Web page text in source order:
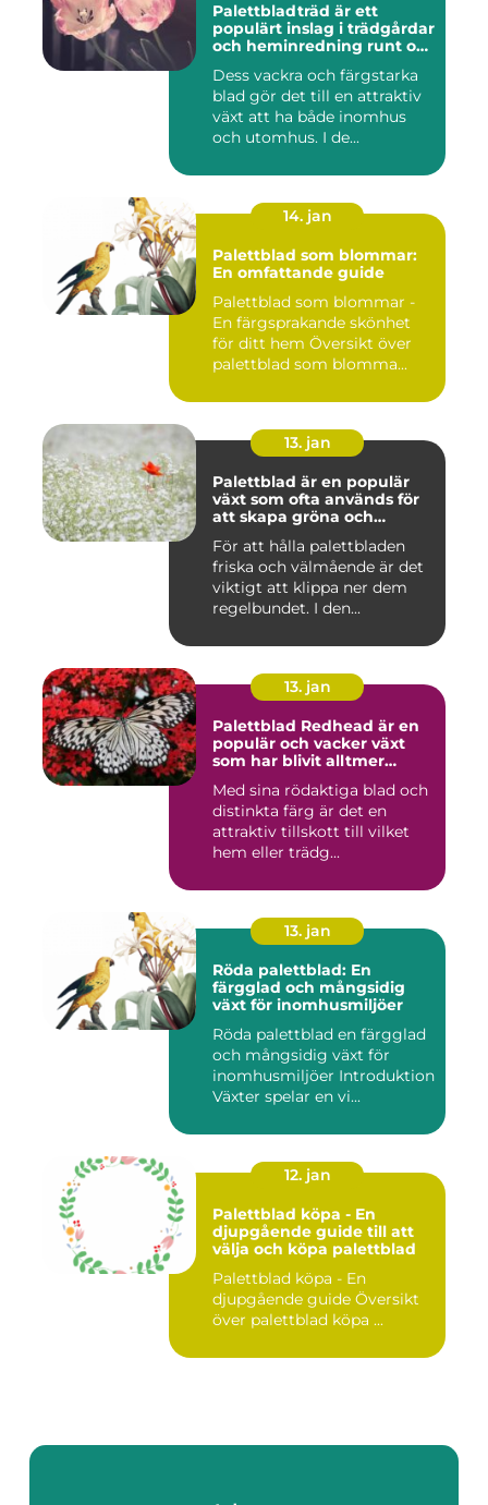
Palettbladträd är ett
populärt inslag i trädgårdar
och heminredning runt om
Dess vackra och färgstarka
blad gör det till en attraktiv
växt att ha både inomhus
och utomhus. I de...
14. jan
Palettblad som blommar:
En omfattande guide
Palettblad som blommar -
En färgsprakande skönhet
för ditt hem Översikt över
palettblad som blomma...
13. jan
Palettblad är en populär
växt som ofta används för
att skapa gröna och
inomhusmiljöer
För att hålla palettbladen
friska och välmående är det
viktigt att klippa ner dem
regelbundet. I den...
13. jan
Palettblad Redhead är en
populär och vacker växt
som har blivit alltmer
trädgårdsentusiaster
Med sina rödaktiga blad och
distinkta färg är det en
attraktiv tillskott till vilket
hem eller trädg...
13. jan
Röda palettblad: En
färgglad och mångsidig
växt för inomhusmiljöer
Röda palettblad en färgglad
och mångsidig växt för
inomhusmiljöer Introduktion
Växter spelar en vi...
12. jan
Palettblad köpa - En
djupgående guide till att
välja och köpa palettblad
Palettblad köpa - En
djupgående guide Översikt
över palettblad köpa ...